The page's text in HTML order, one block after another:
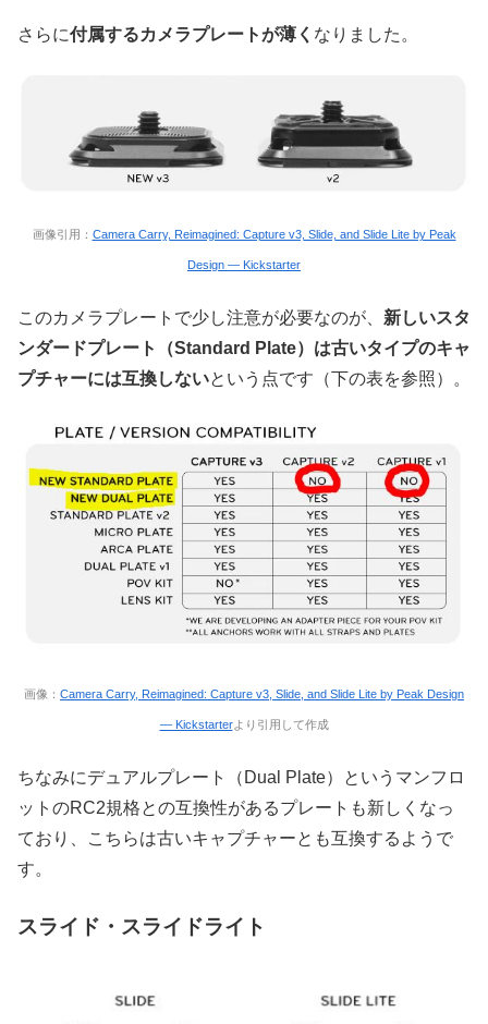
さらに付属するカメラプレートが薄く なりました。
画像引用： Camera Carry, Reimagined: Capture v3, Slide, and Slide Lite by Peak
Design — Kickstarter
このカメラプレートで少し注意が必要なのが、 新しいスタ
ンダードプレート（Standard Plate）は古いタイプのキャ
プチャーには互換しないという点です（下の表を参照）。
画像： Camera Carry, Reimagined: Capture v3, Slide, and Slide Lite by Peak Design
— Kickstarterより引用して作成
ちなみにデュアルプレート（Dual Plate）というマンフロ
ットのRC2規格との互換性があるプレートも新しくなっ
ており、こちらは古いキャプチャーとも互換するようで
す。
スライド・スライドライト